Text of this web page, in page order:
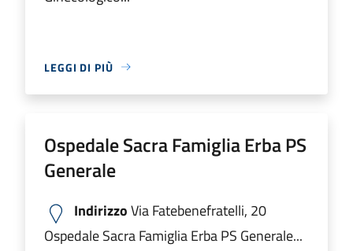
LEGGI DI PIÙ
Ospedale Sacra Famiglia Erba PS
Generale
IndirizzoVia Fatebenefratelli, 20
Ospedale Sacra Famiglia Erba PS Generale...